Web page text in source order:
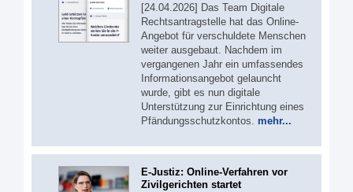
[24.04.2026] Das Team Digitale
Rechtsantragstelle hat das Online-
Angebot für verschuldete Menschen
weiter ausgebaut. Nachdem im
vergangenen Jahr ein umfassendes
Informationsangebot gelauncht
wurde, gibt es nun digitale
Unterstützung zur Einrichtung eines
Pfändungsschutzkontos. mehr...
E-Justiz: Online-Verfahren vor
Zivilgerichten startet